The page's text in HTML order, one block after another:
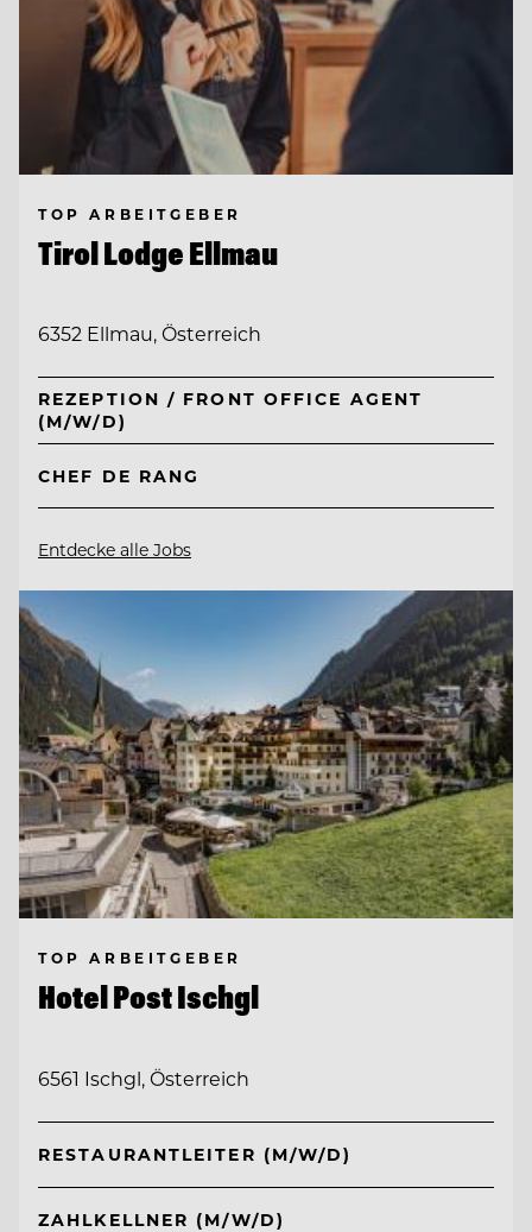
TOP ARBEITGEBER
Tirol Lodge Ellmau
6352 Ellmau, Österreich
REZEPTION / FRONT OFFICE AGENT
(M/W/D)
CHEF DE RANG
Entdecke alle Jobs
TOP ARBEITGEBER
Hotel Post Ischgl
6561 Ischgl, Österreich
RESTAURANTLEITER (M/W/D)
ZAHLKELLNER (M/W/D)